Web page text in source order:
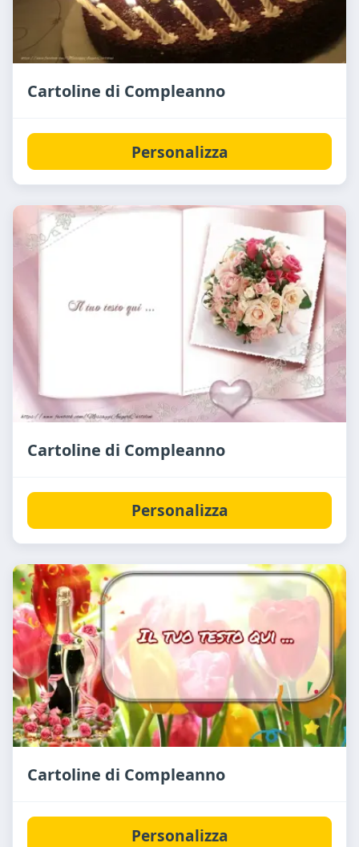
Cartoline di Compleanno
Personalizza
Cartoline di Compleanno
Personalizza
Cartoline di Compleanno
Personalizza